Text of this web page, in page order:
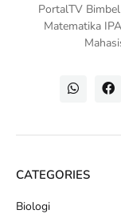
PortalTV
Matematika
CATEGORIES
Biologi